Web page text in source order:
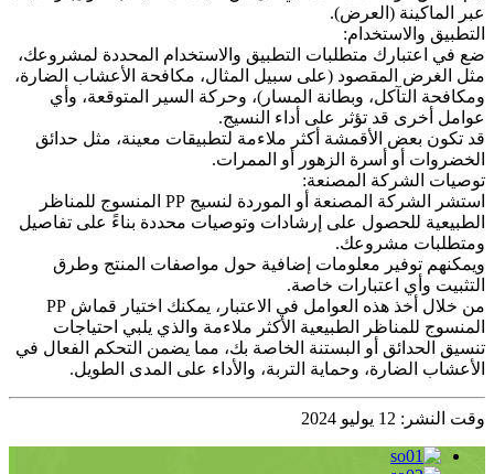
عبر الماكينة (العرض).
التطبيق والاستخدام:
ضع في اعتبارك متطلبات التطبيق والاستخدام المحددة لمشروعك،
مثل الغرض المقصود (على سبيل المثال، مكافحة الأعشاب الضارة،
ومكافحة التآكل، وبطانة المسار)، وحركة السير المتوقعة، وأي
عوامل أخرى قد تؤثر على أداء النسيج.
قد تكون بعض الأقمشة أكثر ملاءمة لتطبيقات معينة، مثل حدائق
الخضروات أو أسرة الزهور أو الممرات.
توصيات الشركة المصنعة:
استشر الشركة المصنعة أو الموردة لنسيج PP المنسوج للمناظر
الطبيعية للحصول على إرشادات وتوصيات محددة بناءً على تفاصيل
ومتطلبات مشروعك.
ويمكنهم توفير معلومات إضافية حول مواصفات المنتج وطرق
التثبيت وأي اعتبارات خاصة.
من خلال أخذ هذه العوامل في الاعتبار، يمكنك اختيار قماش PP
المنسوج للمناظر الطبيعية الأكثر ملاءمة والذي يلبي احتياجات
تنسيق الحدائق أو البستنة الخاصة بك، مما يضمن التحكم الفعال في
الأعشاب الضارة، وحماية التربة، والأداء على المدى الطويل.
وقت النشر: 12 يوليو 2024